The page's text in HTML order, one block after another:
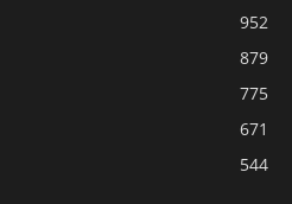
952
879
775
671
544